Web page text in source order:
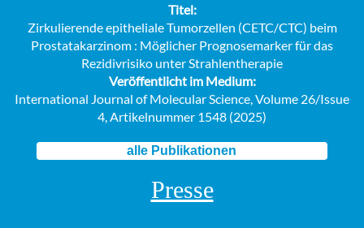
Titel:
Zirkulierende epitheliale Tumorzellen (CETC/CTC) beim
Prostatakarzinom : Möglicher Prognosemarker für das
Rezidivrisiko unter Strahlentherapie
Veröffentlicht im Medium:
International Journal of Molecular Science, Volume 26/Issue
4, Artikelnummer 1548 (2025)
alle Publikationen
Presse